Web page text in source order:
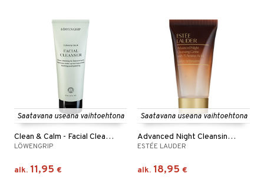
Saatavana useana vaihtoehtona
Clean & Calm - Facial Cleanser
LÖWENGRIP
alk. 11,95 €
Saatavana useana vaihtoehtona
Advanced Night Cleansing Gelee
ESTÉE LAUDER
alk. 18,95 €